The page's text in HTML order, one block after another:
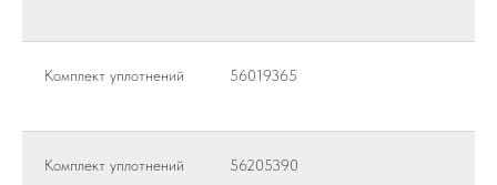
Комплект уплотнений 56019365
Комплект уплотнений 56205390